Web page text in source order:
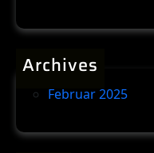
Archives
Februar 2025